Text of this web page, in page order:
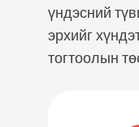
үндэсний
эрхийг
тогтоолын